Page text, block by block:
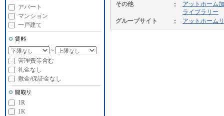
その他
アットホーム
ライブラリー
グループサイト
アットホーム
アパート
マンション
一戸建て
～
管理費等含む
礼金なし
敷金/保証金なし
1R
1K